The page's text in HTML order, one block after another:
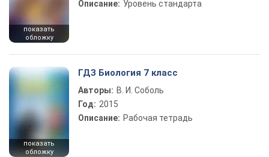
показать
обложку
Описание: Уровень стандарта
показать
обложку
ГДЗ Биология 7 класс
Авторы: В. И. Соболь
Год: 2015
Описание: Рабочая тетрадь